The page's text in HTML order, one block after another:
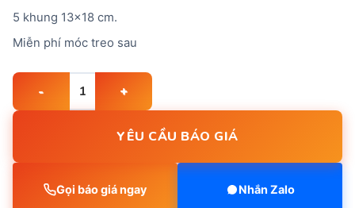
5 khung 13×18 cm.
Miễn phí móc treo sau
BỘ 7 KHUNG ẢNH ĐÀ NẴNG DECOR CAT6 quantity
YÊU CẦU BÁO GIÁ
Gọi báo giá ngay Nhắn Zalo